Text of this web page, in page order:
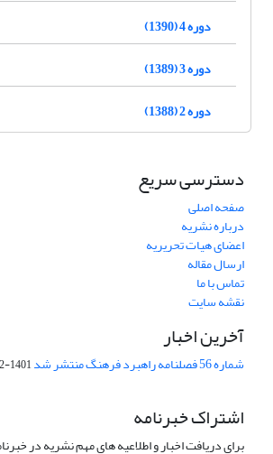
دوره 4 (1390)
دوره 3 (1389)
دوره 2 (1388)
دسترسی سریع
صفحه اصلی
درباره نشریه
اعضای هیات تحریریه
ارسال مقاله
تماس با ما
نقشه سایت
آخرین اخبار
شماره 56 فصلنامه راهبرد فرهنگ منتشر شد 1401-02-26
اشتراک خبرنامه
برای دریافت اخبار و اطلاعیه های مهم نشریه در